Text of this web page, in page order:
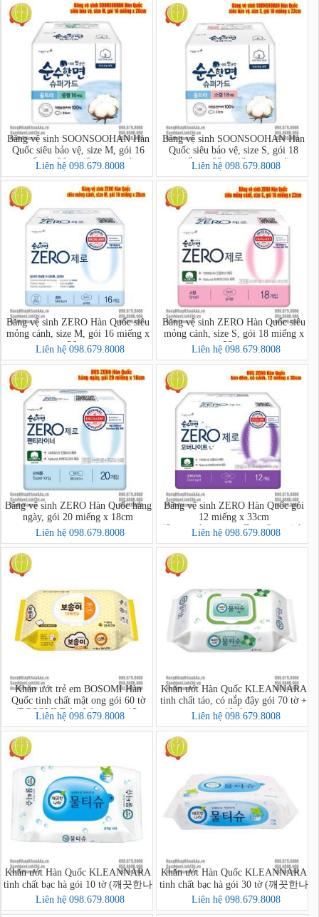
Băng vệ sinh SOONSOOHAN Hàn
Quốc siêu bảo vệ, size M, gói 16
miếng x 26cm (Superguard)
Liên hệ 098.679.8008
Băng vệ sinh SOONSOOHAN Hàn
Quốc siêu bảo vệ, size S, gói 18
miếng x 23cm (Superguard)
Liên hệ 098.679.8008
Băng vệ sinh ZERO Hàn Quốc siêu
mỏng cánh, size M, gói 16 miếng x
26cm
Liên hệ 098.679.8008
Băng vệ sinh ZERO Hàn Quốc siêu
mỏng cánh, size S, gói 18 miếng x
23cm
Liên hệ 098.679.8008
Băng vệ sinh ZERO Hàn Quốc hàng
ngày, gói 20 miếng x 18cm
Liên hệ 098.679.8008
Băng vệ sinh ZERO Hàn Quốc gói
12 miếng x 33cm
(Soonsoohanmyeon Zero Overnight
12 pcs/bag)
Liên hệ 098.679.8008
Khăn ướt trẻ em BOSOMI Hàn
Quốc tinh chất mật ong gói 60 tờ
(BOSOMI Baby Wet wipes 13-
nothing Ansim)
Liên hệ 098.679.8008
Khăn ướt Hàn Quốc KLEANNARA
tinh chất táo, có nắp đậy gói 70 tờ +
10 tờ
Liên hệ 098.679.8008
Khăn ướt Hàn Quốc KLEANNARA
tinh chất bạc hà gói 10 tờ (깨끗한나
라 페퍼민트 물티슈 휴대 리필형
10매)
Liên hệ 098.679.8008
Khăn ướt Hàn Quốc KLEANNARA
tinh chất bạc hà gói 30 tờ (깨끗한나
라물티슈휴대용30매)
Liên hệ 098.679.8008